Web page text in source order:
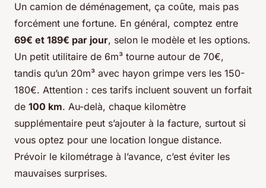
Un camion de déménagement, ça coûte, mais pas
forcément une fortune. En général, comptez entre
69€ et 189€ par jour, selon le modèle et les options.
Un petit utilitaire de 6m³ tourne autour de 70€,
tandis qu’un 20m³ avec hayon grimpe vers les 150-
180€. Attention : ces tarifs incluent souvent un forfait
de 100 km. Au-delà, chaque kilomètre
supplémentaire peut s’ajouter à la facture, surtout si
vous optez pour une location longue distance.
Prévoir le kilométrage à l’avance, c’est éviter les
mauvaises surprises.